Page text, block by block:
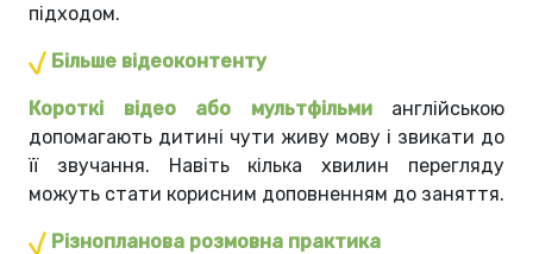
підходом.
Більше відеоконтенту
Короткі відео або мультфільмианглійською
допомагають дитині чути живу мову і звикати до
її звучання. Навіть кілька хвилин перегляду
можуть стати корисним доповненням до заняття.
Різнопланова розмовна практика